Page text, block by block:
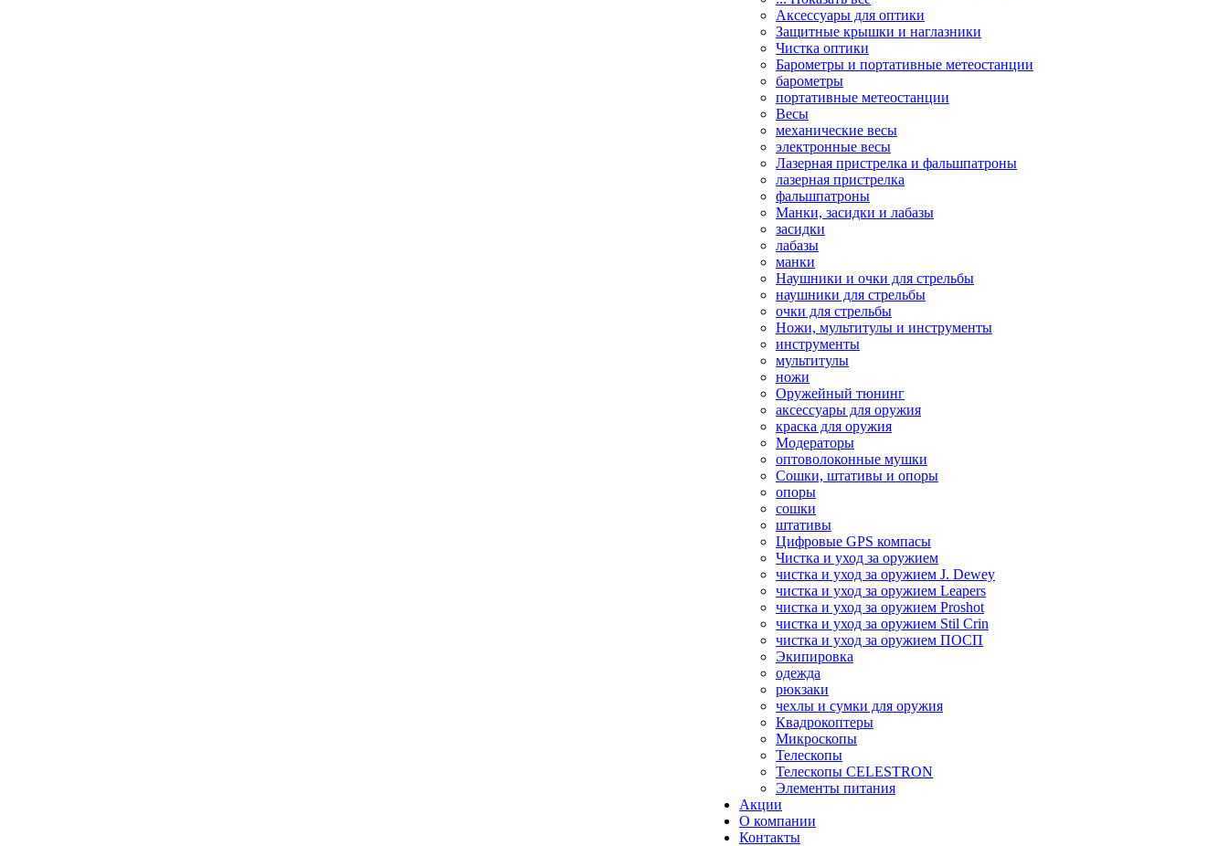
Аксессуары для оптики
Защитные крышки и наглазники
Чистка оптики
Барометры и портативные метеостанции
барометры
портативные метеостанции
Весы
механические весы
электронные весы
Лазерная пристрелка и фальшпатроны
лазерная пристрелка
фальшпатроны
Манки, засидки и лабазы
засидки
лабазы
манки
Наушники и очки для стрельбы
наушники для стрельбы
очки для стрельбы
Ножи, мультитулы и инструменты
инструменты
мультитулы
ножи
Оружейный тюнинг
аксессуары для оружия
краска для оружия
Модераторы
оптоволоконные мушки
Сошки, штативы и опоры
опоры
сошки
штативы
Цифровые GPS компасы
Чистка и уход за оружием
чистка и уход за оружием J. Dewey
чистка и уход за оружием Leapers
чистка и уход за оружием Proshot
чистка и уход за оружием Stil Crin
чистка и уход за оружием ПОСП
Экипировка
одежда
рюкзаки
чехлы и сумки для оружия
Квадрокоптеры
Микроскопы
Телескопы
Телескопы CELESTRON
Элементы питания
Акции
О компании
Контакты